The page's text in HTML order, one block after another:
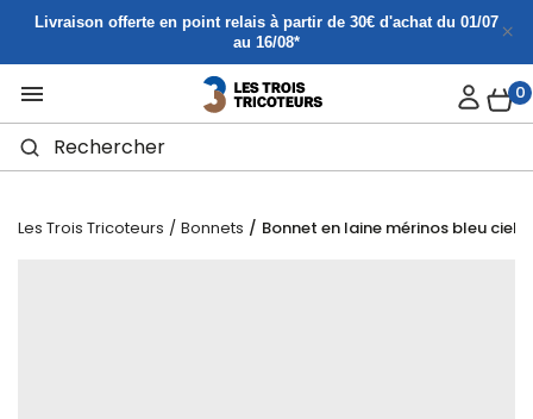
Panneau de gestion des cookies
Livraison offerte en point relais à partir de 30€ d'achat du 01/07
au 16/08*
 0
Les Trois Tricoteurs Bonnets Bonnet en laine mérinos bleu ciel